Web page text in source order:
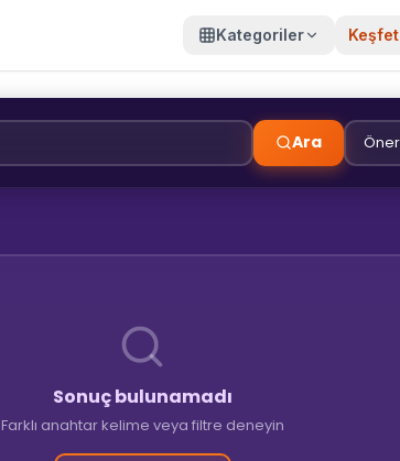
Kategoriler Keşfet
Ara
Sonuç bulunamadı
Farklı anahtar kelime veya filtre deneyin